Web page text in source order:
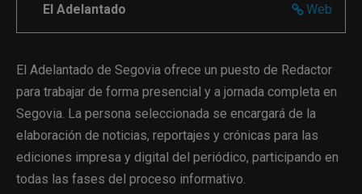
Web
El Adelantado
El Adelantado de Segovia ofrece un puesto de Redactor
para trabajar de forma presencial y a jornada completa en
Segovia. La persona seleccionada se encargará de la
elaboración de noticias, reportajes y crónicas para las
ediciones impresa y digital del periódico, participando en
todas las fases del proceso informativo.